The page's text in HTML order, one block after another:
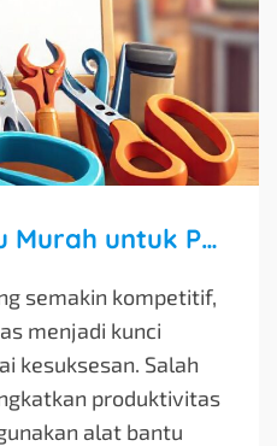
Solusi Alat Bantu Murah untuk Perlengkapan Kerja
semakin kompetitif,
menjadi kunci
kesuksesan. Salah
produktivitas
alat bantu